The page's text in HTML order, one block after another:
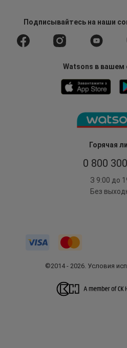
Горячая
0 800
З 9:00 до
Без
Подписывайтесьна наши
Watsons в вашем
©2014 - 2026. Условия